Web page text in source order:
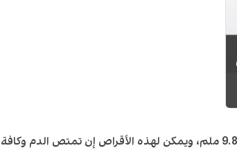
وتحتوي الحقنة على أقراص إسفنج بقياس 9.8 ملم، ويمكن لهذه الأقراص إن تمتص الدم وكافة